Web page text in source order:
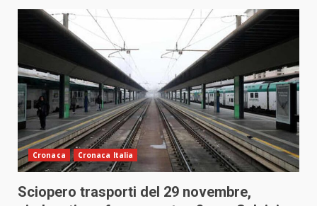
Cronaca Cronaca Italia
Sciopero trasporti del 29 novembre,